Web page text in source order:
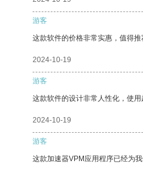
游客
这款软件的价格非常实惠，值得推
2024-10-19
游客
这款软件的设计非常人性化，使用
2024-10-19
游客
这款加速器VPM应用程序已经为